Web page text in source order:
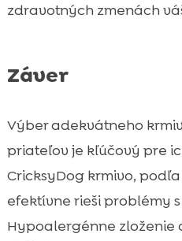
zdravotných zmenách
Záver
Výber adekvátneho
priateľov je kľúčový pre
CricksyDog krmivo,
efektívne rieši problémy
Hypoalergénne zloženie